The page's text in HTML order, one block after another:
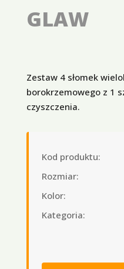
GLAW
Zestaw 4 słomek
borokrzemowego z 1
czyszczenia.
Kod produktu:
Rozmiar:
Kolor:
Kategoria: